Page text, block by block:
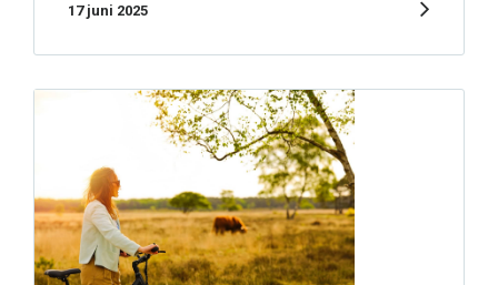
17 juni 2025